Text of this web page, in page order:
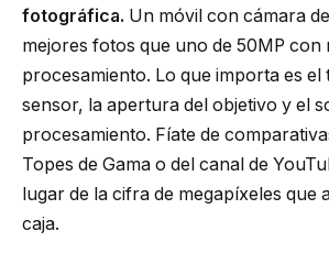
fotográfica. Un móvil con cámara
mejores fotos que uno de 50MP con
procesamiento. Lo que importa es el
sensor, la apertura del objetivo y el
procesamiento. Fíate de
Topes de Gama o del canal de
lugar de la cifra de megapíxeles que
caja.